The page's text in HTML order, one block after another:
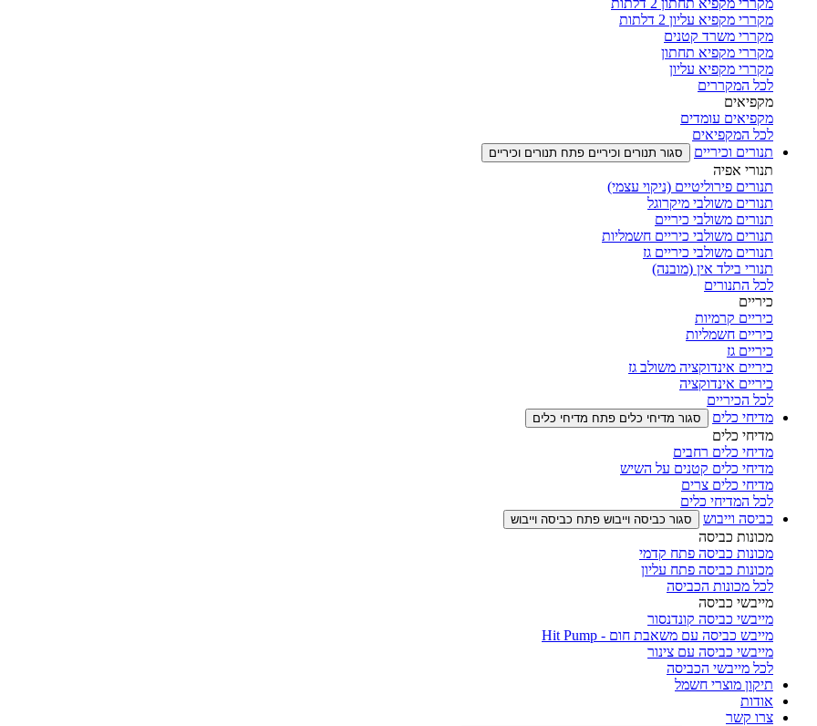
מקררי מקפיא תחתון 2 דלתות
מקררי מקפיא עליון 2 דלתות
מקררי משרד קטנים
מקררי מקפיא תחתון
מקררי מקפיא עליון
לכל המקררים
מקפיאים
מקפיאים עומדים
לכל המקפיאים
תנורים וכיריים
סגור תנורים וכיריים פתח תנורים וכיריים
תנורי אפיה
תנורים פירוליטיים (ניקוי עצמי)
תנורים משולבי מיקרוגל
תנורים משולבי כיריים
תנורים משולבי כיריים חשמליות
תנורים משולבי כיריים גז
תנורי בילד אין (מובנה)
לכל התנורים
כיריים
כיריים קרמיות
כיריים חשמליות
כיריים גז
כיריים אינדוקציה משולב גז
כיריים אינדוקציה
לכל הכיריים
מדיחי כלים
סגור מדיחי כלים פתח מדיחי כלים
מדיחי כלים
מדיחי כלים רחבים
מדיחי כלים קטנים על השיש
מדיחי כלים צרים
לכל המדיחי כלים
כביסה וייבוש
סגור כביסה וייבוש פתח כביסה וייבוש
מכונות כביסה
מכונות כביסה פתח קדמי
מכונות כביסה פתח עליון
לכל מכונות הכביסה
מייבשי כביסה
מייבשי כביסה קונדנסור
מייבש כביסה עם משאבת חום - Hit Pump
מייבשי כביסה עם צינור
לכל מייבשי הכביסה
תיקון מוצרי חשמל
אודות
צרו קשר